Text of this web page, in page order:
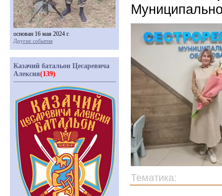
Тематика:
основан 16 мая 2024 г.
Другие события
Казачий батальон Цесаревича
Алексия(139)